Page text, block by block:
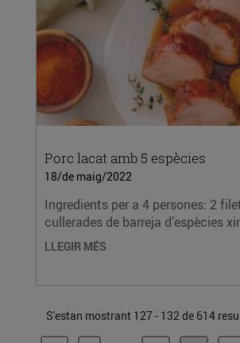
Porc lacat amb 5 espècies
18/de maig/2022
Ingredients per a 4 persones: 2
cullerades de barreja d’espècies
LLEGIR MÉS
S'estan mostrant 127 - 132 de 614